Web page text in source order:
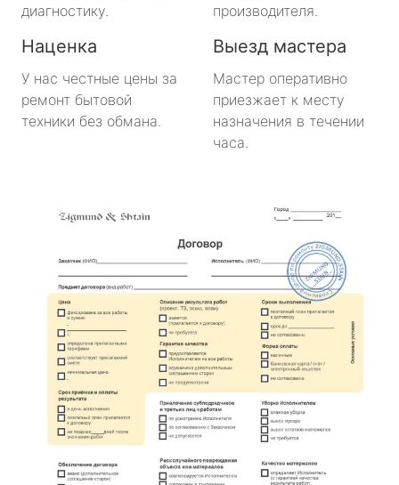
диагностику.
производителя.
Наценка
У нас честные цены за
ремонт бытовой
техники без обмана.
Выезд мастера
Мастер оперативно
приезжает к месту
назначения в течении
часа.